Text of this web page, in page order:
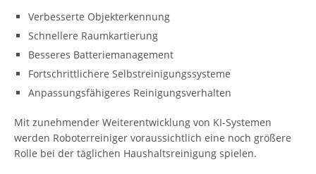
Verbesserte Objekterkennung
Schnellere Raumkartierung
Besseres Batteriemanagement
Fortschrittlichere Selbstreinigungssysteme
Anpassungsfähigeres Reinigungsverhalten
Mit zunehmender Weiterentwicklung von KI-Systemen
werden Roboterreiniger voraussichtlich eine noch größere
Rolle bei der täglichen Haushaltsreinigung spielen.